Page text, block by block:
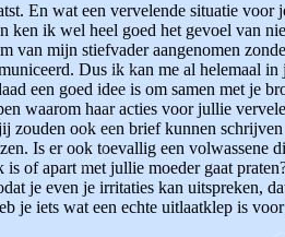
En wat een vervelende situatie
ken ik wel heel goed het gevoel van
van mijn stiefvader aangenomen
Dus ik kan me al helemaal
een goed idee is om samen met je
waarom haar acties voor jullie
zouden ook een brief kunnen
Is er ook toevallig een
of apart met jullie moeder gaat
je even je irritaties kan uitspreken,
je iets wat een echte uitlaatklep is